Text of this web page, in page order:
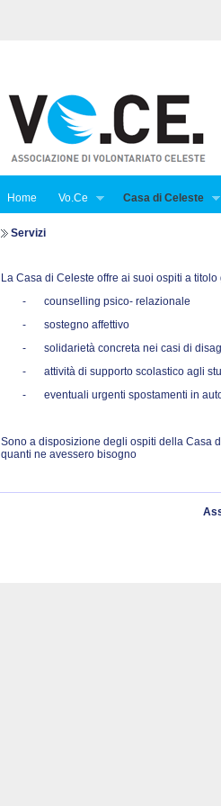
Home Vo.Ce Casa di Celeste
Servizi
La Casa di Celeste offre ai suoi ospiti a
-
counselling psico- relazionale
-
sostegno affettivo
-
solidarietà concreta nei casi di
-
attività di supporto scolastico agli
-
eventuali urgenti spostamenti in
Sono a disposizione degli ospiti della Casa
quanti ne avessero bisogno